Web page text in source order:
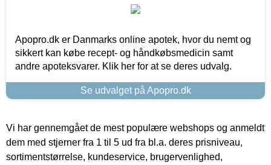
Apopro.dk er Danmarks online apotek, hvor du nemt og
sikkert kan købe recept- og håndkøbsmedicin samt
andre apoteksvarer. Klik her for at se deres udvalg.
Se udvalget på Apopro.dk
Vi har gennemgået de mest populære webshops og anmeldt
dem med stjerner fra 1 til 5 ud fra bl.a. deres prisniveau,
sortimentstørrelse, kundeservice, brugervenlighed,